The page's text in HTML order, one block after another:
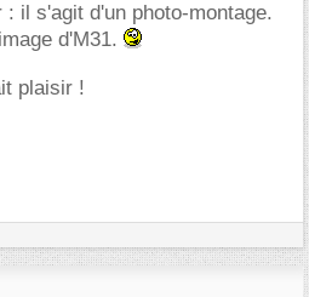
il s'agit d'un photo-montage.
d'M31.
plaisir !